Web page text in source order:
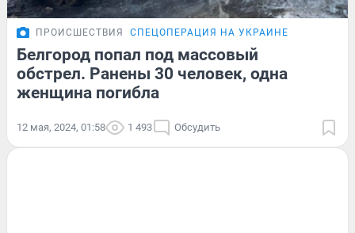
ПРОИСШЕСТВИЯ СПЕЦОПЕРАЦИЯ НА УКРАИНЕ
Белгород попал под массовый
обстрел. Ранены 30 человек, одна
женщина погибла
12 мая, 2024, 01:58 1 493 Обсудить